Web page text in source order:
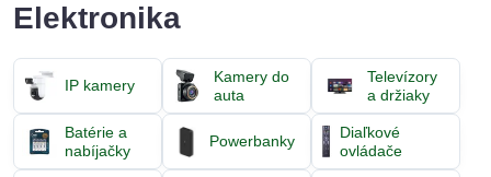
Elektronika
IP kamery
Kamery do
auta
Televízory
a držiaky
Batérie a
nabíjačky
Powerbanky
Diaľkové
ovládače